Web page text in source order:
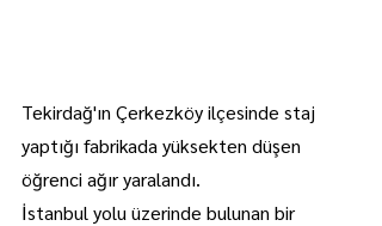
Tekirdağ'ın Çerkezköy ilçesinde staj
yaptığı fabrikada yüksekten düşen
öğrenci ağır yaralandı.
İstanbul yolu üzerinde bulunan bir